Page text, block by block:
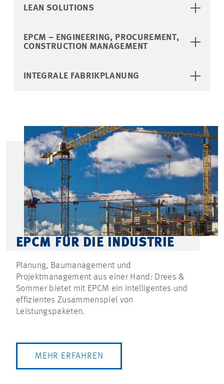
LEAN SOLUTIONS
EPCM – ENGINEERING, PROCUREMENT,
CONSTRUCTION MANAGEMENT
INTEGRALE FABRIKPLANUNG
EPCM FÜR DIE INDUSTRIE
Planung, Baumanagement und
Projektmanagement aus einer Hand: Drees &
Sommer bietet mit EPCM ein intelligentes und
effizientes Zusammenspiel von
Leistungspaketen.
MEHR ERFAHREN